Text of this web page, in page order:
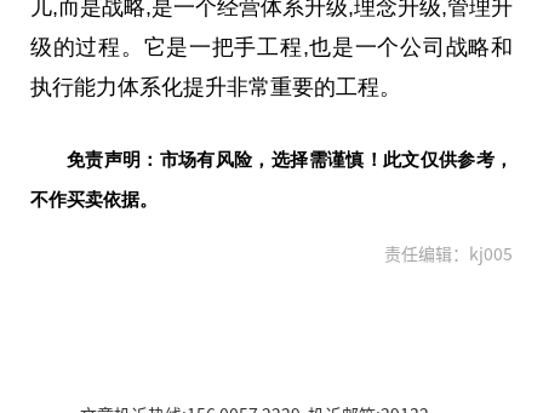
儿,而是战略,是一个经营体系升级,理念升级,管理升
级的过程。它是一把手工程,也是一个公司战略和
执行能力体系化提升非常重要的工程。
免责声明：市场有风险，选择需谨慎！此文仅供参考，
不作买卖依据。
责任编辑：kj005